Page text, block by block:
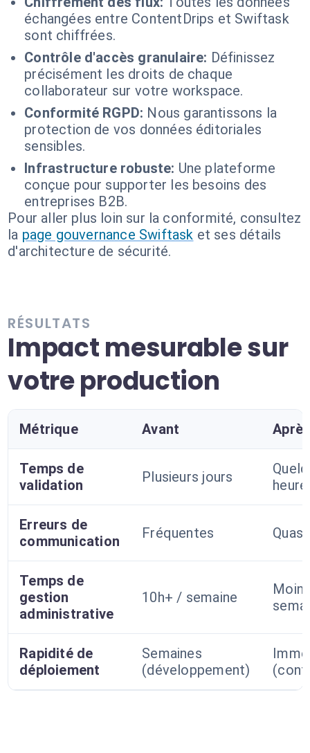
échangées entre ContentDrips et Swiftask
sont chiffrées.
Contrôle d'accès granulaire: Définissez
précisément les droits de chaque
collaborateur sur votre workspace.
Conformité RGPD: Nous garantissons la
protection de vos données éditoriales
sensibles.
Infrastructure robuste: Une plateforme
conçue pour supporter les besoins des
entreprises B2B.
Pour aller plus loin sur la conformité, consultez
la page gouvernance Swiftask et ses détails
d'architecture de sécurité.
RÉSULTATS
Impact mesurable sur
votre production
Métrique Avant
Temps de
validation
Plusieurs jours
Erreurs de
communication
Fréquentes
Temps de
gestion
administrative
10h+ / semaine
Rapidité de
déploiement
Semaines
(développement)